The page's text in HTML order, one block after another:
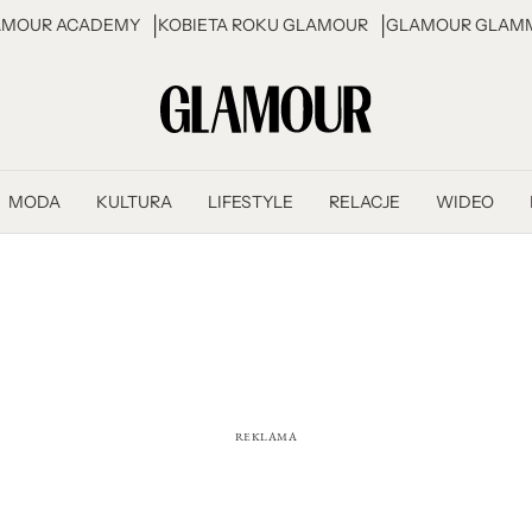
ACADEMY KOBIETA ROKU GLAMOUR GLAMOUR
MODA KULTURA LIFESTYLE RELACJE WIDEO